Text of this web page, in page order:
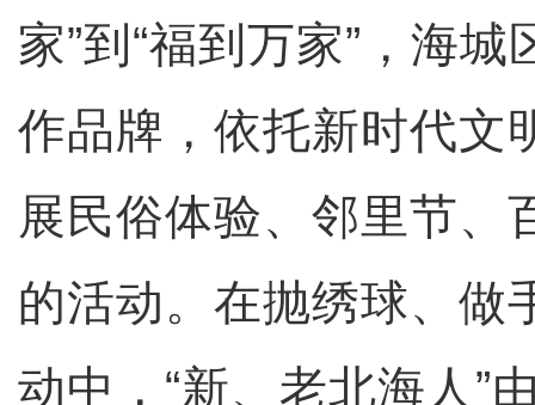
家”到“福到万家”，海
作品牌，依托新时代文
展民俗体验、邻里节、
的活动。在抛绣球、做
动中，“新、老北海人”